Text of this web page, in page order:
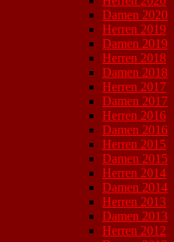
Damen 2020
Herren 2019
Damen 2019
Herren 2018
Damen 2018
Herren 2017
Damen 2017
Herren 2016
Damen 2016
Herren 2015
Damen 2015
Herren 2014
Damen 2014
Herren 2013
Damen 2013
Herren 2012